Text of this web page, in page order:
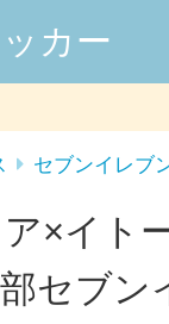
カー
セブンイレブ
×イト
セブン